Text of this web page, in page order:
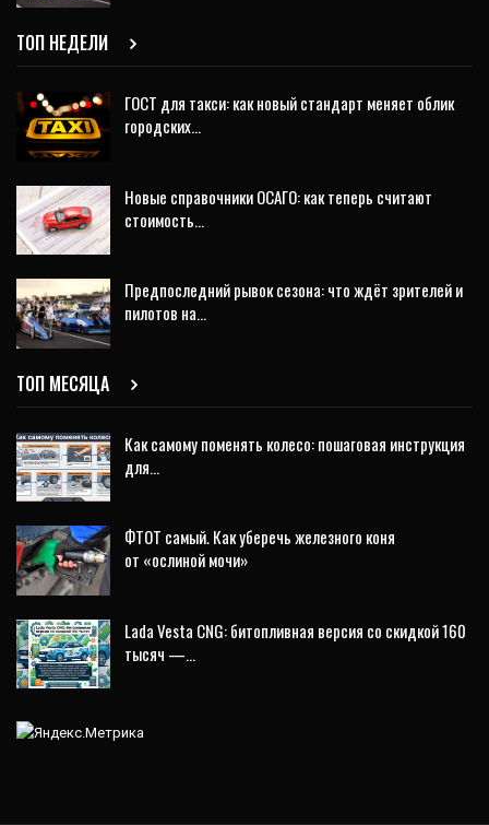
ТОП НЕДЕЛИ
ГОСТ для такси: как новый стандарт меняет облик
городских…
Новые справочники ОСАГО: как теперь считают
стоимость…
Предпоследний рывок сезона: что ждёт зрителей и
пилотов на…
ТОП МЕСЯЦА
Как самому поменять колесо: пошаговая инструкция
для…
ФТОТ самый. Как уберечь железного коня
от «ослиной мочи»
Lada Vesta CNG: битопливная версия со скидкой 160
тысяч —…